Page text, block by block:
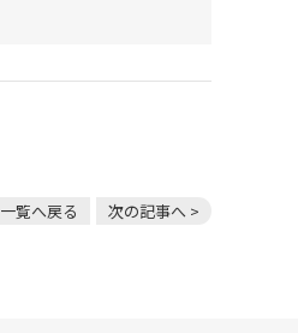
一覧へ戻る 次の記事へ >